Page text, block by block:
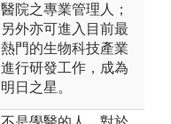
醫院之專業管理人；
另外亦可進入目前最
熱門的生物科技產業
進行研發工作，成為
明日之星。